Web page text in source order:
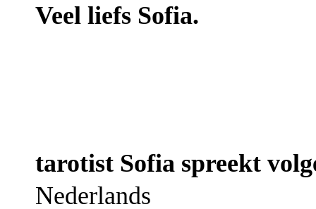
Veel liefs Sofia.
tarotist Sofia spreekt
Nederlands